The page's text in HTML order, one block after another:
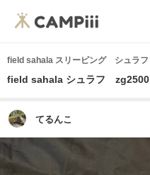
field sahala スリーピング シュラフ
field sahala シュラフ zg2500
てるんこ